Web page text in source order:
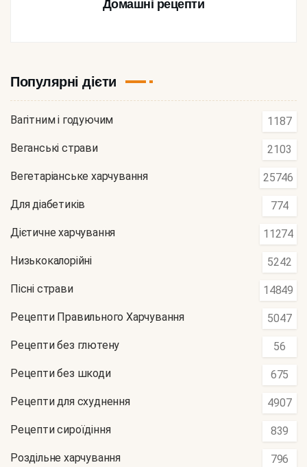
Домашні рецепти
Популярні дієти
Вагітним і годуючим 1187
Веганські страви 2103
Вегетаріанське харчування 25746
Для діабетиків 774
Дієтичне харчування 11274
Низькокалорійні 5242
Пісні страви 14849
Рецепти Правильного Харчування 5047
Рецепти без глютену 56
Рецепти без шкоди 675
Рецепти для схуднення 4907
Рецепти сироїдіння 839
Роздільне харчування 796